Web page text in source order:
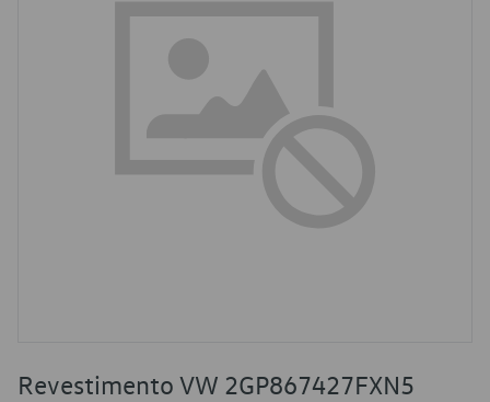
Revestimento VW 2GP867427FXN5